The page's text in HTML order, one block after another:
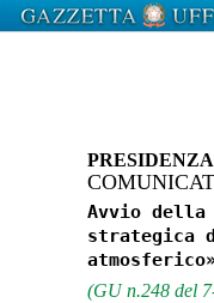
Avvio della
strategica
(GU n.248 del